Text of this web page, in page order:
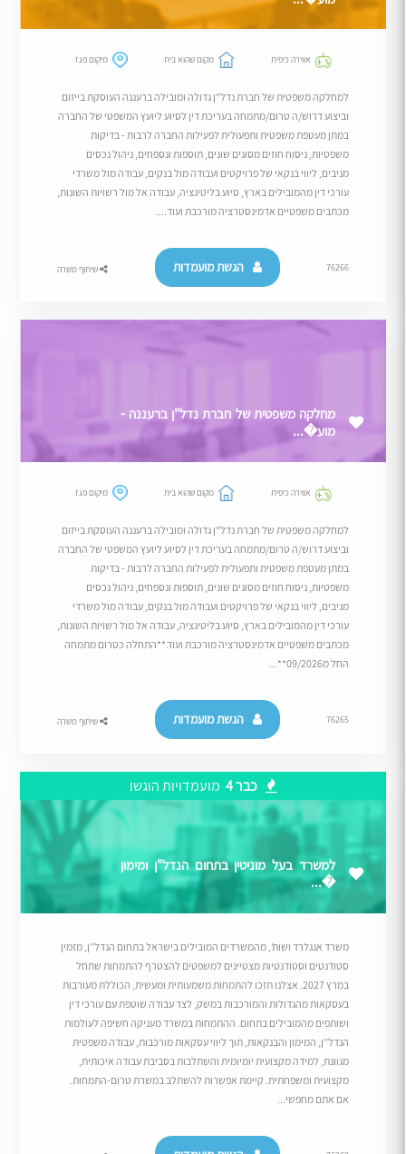
אווירה כיפית מקום שהוא בית מיקום פגז
למחלקה משפטית של חברת נדל"ן גדולה ומובילה ברעננה העוסקת בייזום
וביצוע דרוש/ה טרום/מתמחה בעריכת דין לסיוע ליועץ המשפטי של החברה
במתן מעטפת משפטית ותפעולית לפעילות החברה לרבות - בדיקות
משפטיות, ניסוח חוזים מסוגים שונים, תוספות ונספחים, ניהול נכסים
מניבים, ליווי בנקאי של פרויקטים ועבודה מול בנקים, עבודה מול משרדי
עורכי דין מהמובילים בארץ, סיוע בליטיגציה, עבודה אל מול רשויות השונות,
מכתבים משפטיים אדמינסטרציה מורכבת ועוד....
76266 הגשת מועמדות שיתוף משרה
מחלקה משפטית של חברת נדל"ן ברעננה -
מוע�...
אווירה כיפית מקום שהוא בית מיקום פגז
למחלקה משפטית של חברת נדל"ן גדולה ומובילה ברעננה העוסקת בייזום
וביצוע דרוש/ה טרום/מתמחה בעריכת דין לסיוע ליועץ המשפטי של החברה
במתן מעטפת משפטית ותפעולית לפעילות החברה לרבות - בדיקות
משפטיות, ניסוח חוזים מסוגים שונים, תוספות ונספחים, ניהול נכסים
מניבים, ליווי בנקאי של פרויקטים ועבודה מול בנקים, עבודה מול משרדי
עורכי דין מהמובילים בארץ, סיוע בליטיגציה, עבודה אל מול רשויות השונות,
מכתבים משפטיים אדמינסטרציה מורכבת ועוד.**התחלה כטרום מתמחה
החל מ09/2026**...
76265 הגשת מועמדות שיתוף משרה
כבר 4 מועמדויות הוגשו
למשרד בעל מוניטין בתחום הנדל"ן ומימון
�...
משרד אנגלרד ושות’, מהמשרדים המובילים בישראל בתחום הנדל”ן, מזמין
סטודנטים וסטודנטיות מצטיינים למשפטים להצטרף להתמחות שתחל
במרץ 2027. אצלנו תזכו להתמחות משמעותית ומעשית, הכוללת מעורבות
בעסקאות מהגדולות והמורכבות במשק, לצד עבודה שוטפת עם עורכי דין
ושותפים מהמובילים בתחום. ההתמחות במשרד מעניקה חשיפה לעולמות
הנדל”ן, המימון והבנקאות, תוך ליווי עסקאות מורכבות, עבודה משפטית
מגוונת, למידה מקצועית יומיומית והשתלבות בסביבת עבודה איכותית,
מקצועית ומשפחתית. קיימת אפשרות להשתלב במשרת טרום-התמחות.
אם אתם מחפשי...